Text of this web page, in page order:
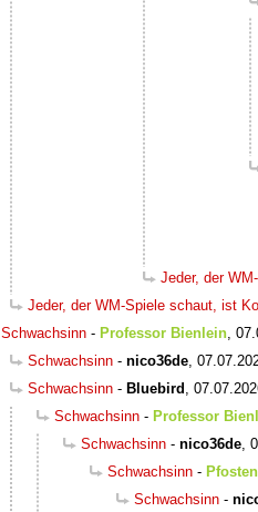
Jeder, der
Jeder, der WM-Spiele schaut, ist
Schwachsinn - Professor Bienlein
Schwachsinn - nico36de
Schwachsinn - Bluebird
Schwachsinn - Professor
Schwachsinn - nico36de
Schwachsinn -
Schwachsinn -